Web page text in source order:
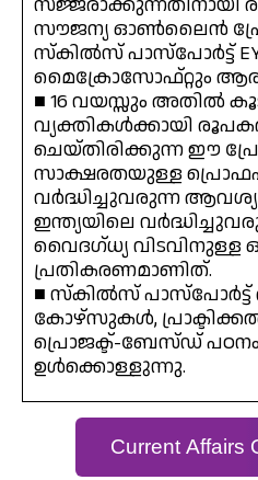
സൗജന്യ ഓൺലൈൻ
സ്കിൽസ് പാസ്‌പോർട്ട്
മൈക്രോസോഫ്റ്റും
■ 16 വയസ്സും അതിൽ
വ്യക്തികൾക്കായി
ചെയ്‌തിരിക്കുന്ന ഈ
സാക്ഷരതയുള്ള
വർദ്ധിച്ചുവരുന്ന
ഇന്ത്യയിലെ
വൈദഗ്ധ്യ വിടവിനുള്ള
പ്രതികരണമാണിത്.
■ സ്കിൽസ് പാസ്‌പോർട്ട്
കോഴ്സുകൾ,
പ്രൊജക്ട്-ബേസ്ഡ്
ഉൾക്കൊള്ളുന്നു.
Current Affairs